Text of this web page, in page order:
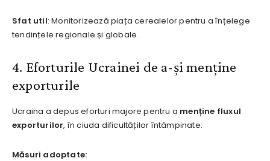
Sfat util: Monitorizează piața cerealelor pentru a înțelege
tendințele regionale și globale.
4. Eforturile Ucrainei de a-și menține
exporturile
Ucraina a depus eforturi majore pentru a menține fluxul
exporturilor, în ciuda dificultăților întâmpinate.
Măsuri adoptate: